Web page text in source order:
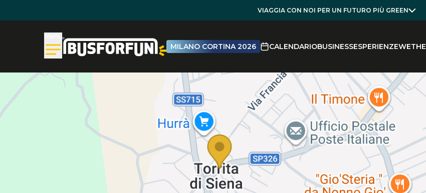
VIAGGIA CON NOI PER UN FUTURO PIÙ GREEN
MILANO CORTINA 2026 CALENDARIOBUSINESSESPERIENZE